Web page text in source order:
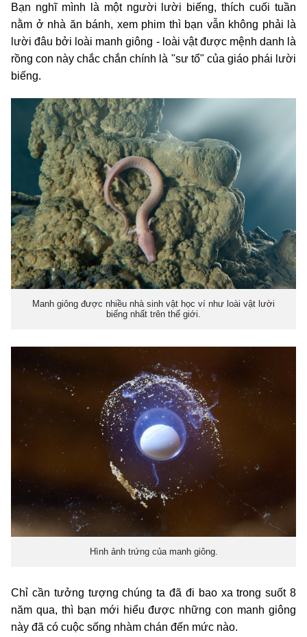
Bạn nghĩ mình là một người lười biếng, thích cuối tuần
nằm ở nhà ăn bánh, xem phim thì bạn vẫn không phải là
lười đâu bởi loài manh giông - loài vật được mệnh danh là
rồng con này chắc chắn chính là "sư tổ" của giáo phái lười
biếng.
Manh giông được nhiều nhà sinh vật học ví như loài vật lười
biếng nhất trên thế giới.
Hình ảnh trứng của manh giông.
Chỉ cần tưởng tượng chúng ta đã đi bao xa trong suốt 8
năm qua, thì bạn mới hiểu được những con manh giông
này đã có cuộc sống nhàm chán đến mức nào.